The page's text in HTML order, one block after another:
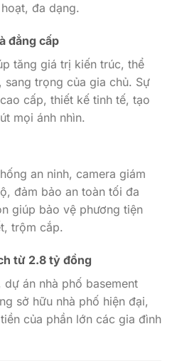
đa dạng.
đẳng cấp
tăng giá trị kiến trúc, thể
sang trọng của gia chủ. Sự
cấp, thiết kế tinh tế, tạo
mọi ánh nhìn.
an ninh, camera giám
đảm bảo an toàn tối đa
giúp bảo vệ phương tiện
trộm cắp.
từ 2.8 tỷ đồng
dự án nhà phố basement
sở hữu nhà phố hiện đại,
của phần lớn các gia đình